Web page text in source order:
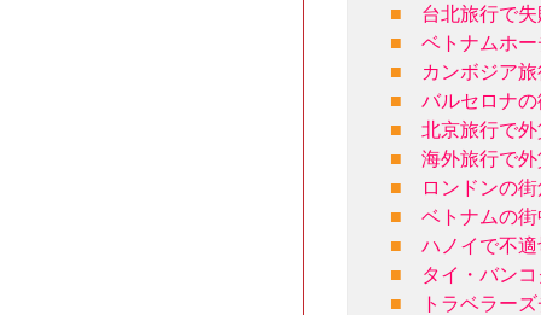
■
台北旅行で
■
ベトナムホ
■
カンボジア
■
バルセロナ
■
北京旅行で
■
海外旅行で
■
ロンドンの
■
ベトナムの
■
ハノイで不
■
タイ・バン
■
トラベラー